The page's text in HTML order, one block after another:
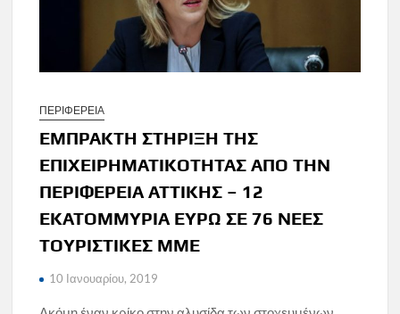
ΠΕΡΙΦΕΡΕΙΑ
ΕΜΠΡΑΚΤΗ ΣΤΗΡΙΞΗ ΤΗΣ
ΕΠΙΧΕΙΡΗΜΑΤΙΚΟΤΗΤΑΣ ΑΠΟ ΤΗΝ
ΠΕΡΙΦΕΡΕΙΑ ΑΤΤΙΚΗΣ – 12
ΕΚΑΤΟΜΜΥΡΙΑ ΕΥΡΩ ΣΕ 76 ΝΕΕΣ
ΤΟΥΡΙΣΤΙΚΕΣ ΜΜΕ
10 Ιανουαρίου, 2019